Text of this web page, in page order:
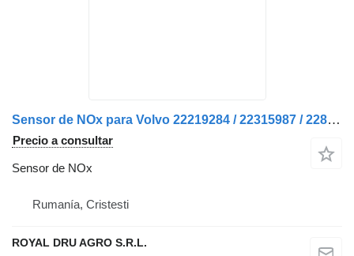
Sensor de NOx para Volvo 22219284 / 22315987 / 22827995 / 7422219284 / 7422827995 / 21474017 / 21567742 / 21691455 camión
Precio a consultar
Sensor de NOx
Rumanía, Cristesti
ROYAL DRU AGRO S.R.L.